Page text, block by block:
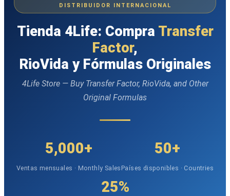
DISTRIBUIDOR INTERNACIONAL
Tienda 4Life: Compra Transfer
Factor,
RioVida y Fórmulas Originales
4Life Store — Buy Transfer Factor, RioVida, and Other
Original Formulas
5,000+
Ventas mensuales · Monthly Sales
50+
Países disponibles · Countries
25%